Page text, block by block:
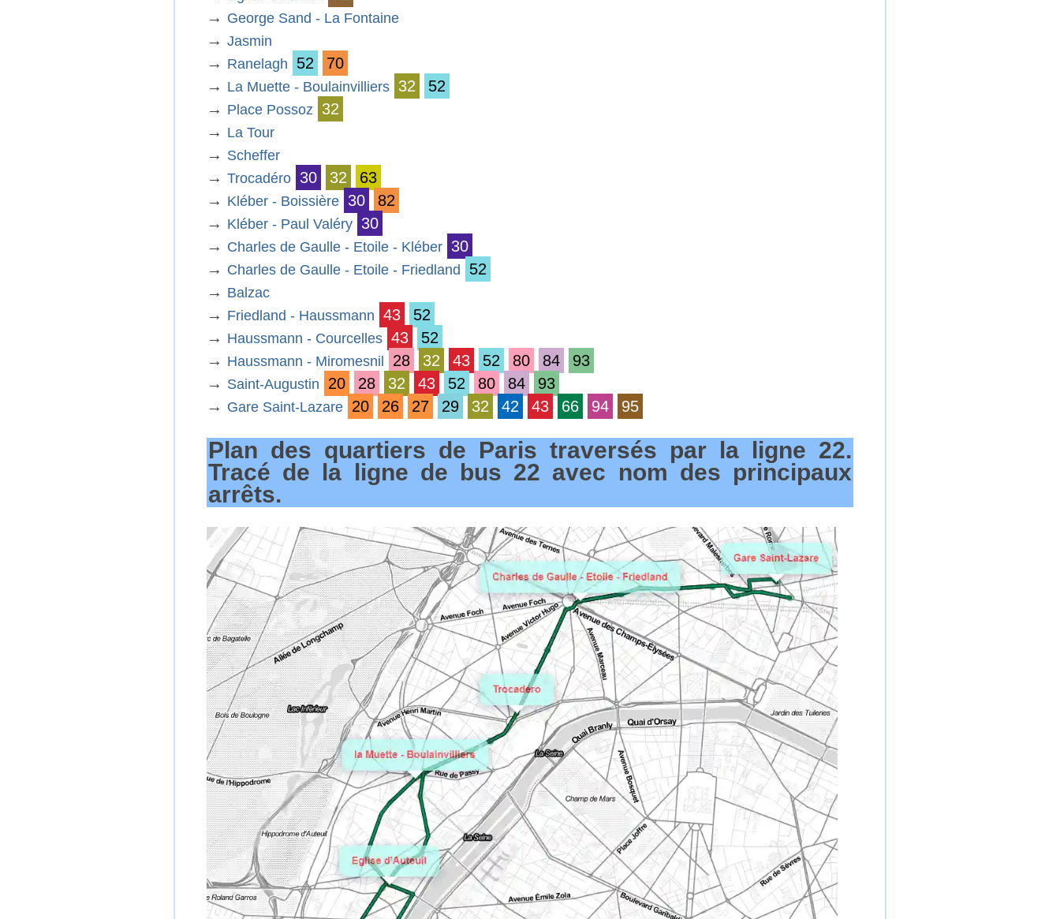
→ George Sand - La Fontaine
→ Jasmin
→ Ranelagh 52
70
→ La Muette - Boulainvilliers 32
52
→ Place Possoz
32
→ La Tour
→ Scheffer
→ Trocadéro 30 32
63
→ Kléber - Boissière 30
82
→ Kléber - Paul Valéry 30
→ Charles de Gaulle - Etoile - Kléber 30
→ Charles de Gaulle - Etoile - Friedland
52
→ Balzac
→ Friedland - Haussmann 43
52
→ Haussmann - Courcelles 43
52
→ Haussmann - Miromesnil 28 32 43 52 80 84
93
→ Saint-Augustin 20 28 32 43 52 80 84
93
→ Gare Saint-Lazare 20 26 27 29 32 42 43 66 94 95
Plan des quartiers de Paris traversés par la ligne 22.
Tracé de la ligne de bus 22 avec nom des principaux
arrêts.